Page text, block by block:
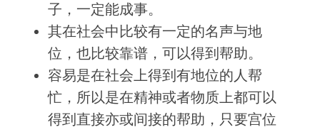
子，一定能成事。
其在社会中比较有一定的名声与地
位，也比较靠谱，可以得到帮助。
容易是在社会上得到有地位的人帮
忙，所以是在精神或者物质上都可以
得到直接亦或间接的帮助，只要宫位